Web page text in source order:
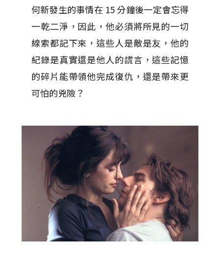
何新發生的事情在 15 分鐘後一定會忘得
一乾二淨，因此，他必須將所見的一切
線索都記下來，這些人是敵是友，他的
紀錄是真實還是他人的謊言，這些記憶
的碎片能帶領他完成復仇，還是帶來更
可怕的兇險？